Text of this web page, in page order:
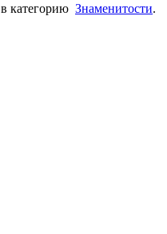
в категорию Знаменитости.